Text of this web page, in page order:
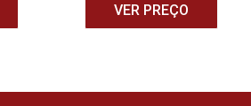
VER PREÇO